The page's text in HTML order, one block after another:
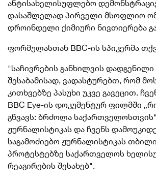
ანტისახელისუფლებო
დასაშლელად პირველი მსოფლიო
დროინდელი ქიმიური ნივთიერება
ფორმულასთან BBC-ის სპიკერმა
"საჩივრების განხილვის
შესაბამისად, ვადასტურებთ, რომ
კითხვებზე პასუხი უკვე გავეცით.
BBC Eye-ის დოკუმენტურ ფილმში
გწვავს: ბრძოლა
ჟურნალისტიკას და ჩვენს
საგამოძიებო ჟურნალისტიკას
პროტესტებზე საქართველოს
რეაგირების შესახებ".